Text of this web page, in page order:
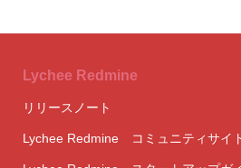
Lychee Redmine
リリースノート
Lychee Redmine コミュニティサイ